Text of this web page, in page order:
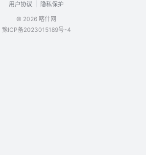
用户协议
隐私保护
© 2026 喀什网
豫ICP备2023015189号-4